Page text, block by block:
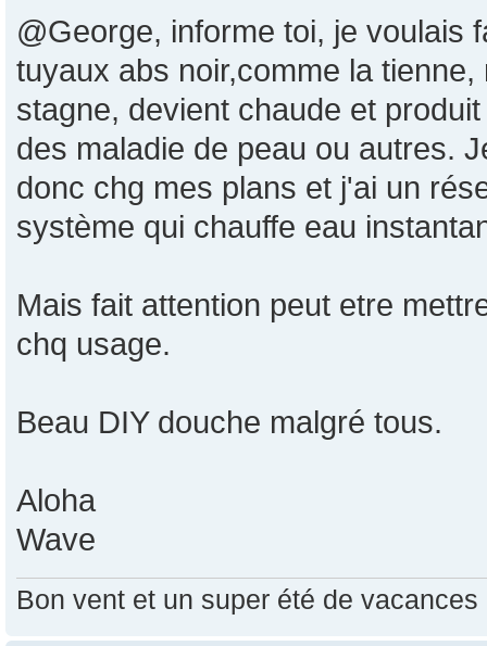
@George, informe toi, je voulais
tuyaux abs noir,comme la
stagne, devient chaude et
des maladie de peau ou autres.
donc chg mes plans et j'ai un
système qui chauffe eau
Mais fait attention peut etre
chq usage.
Beau DIY douche malgré tous.
Aloha
Wave
Bon vent et un super été de